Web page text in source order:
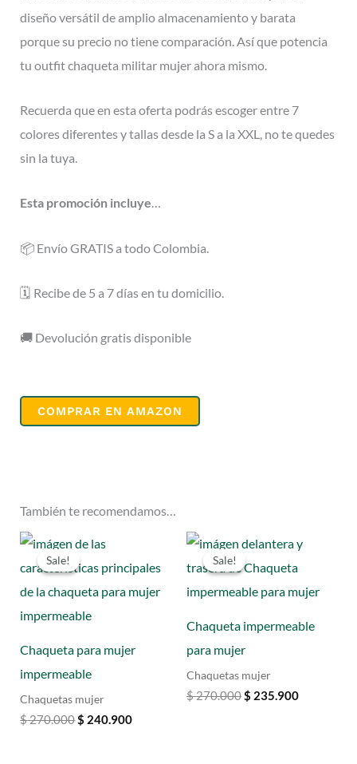
diseño versátil de amplio almacenamiento y barata
porque su precio no tiene comparación. Así que potencia
tu outfit chaqueta militar mujer ahora mismo.
Recuerda que en esta oferta podrás escoger entre 7
colores diferentes y tallas desde la S a la XXL, no te quedes
sin la tuya.
Esta promoción incluye…
📦 Envío GRATIS a todo Colombia.
🗓️ Recibe de 5 a 7 días en tu domicilio.
🚚 Devolución gratis disponible
COMPRAR EN AMAZON
También te recomendamos…
Sale!
Sale!
Chaqueta para mujer
impermeable
Chaquetas mujer
$270.000 Original
$ 240.900Current
Sale!
Sale!
Chaqueta impermeable
para mujer
Chaquetas mujer
$270.000 Original
$ 235.900Current